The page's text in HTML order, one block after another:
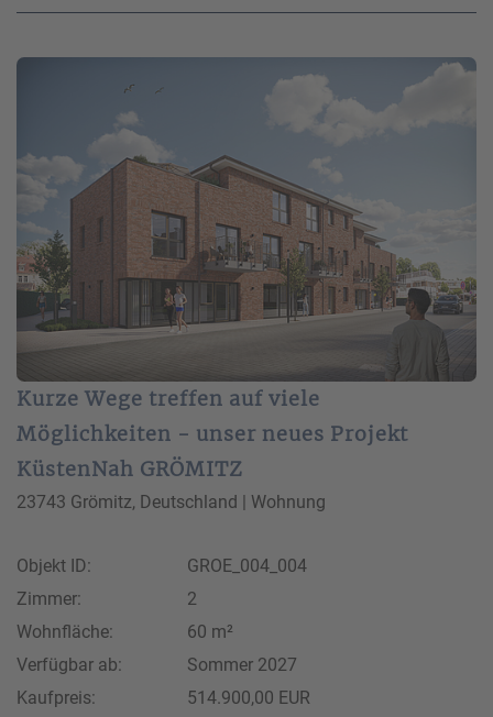
Kurze Wege treffen auf viele
Möglichkeiten - unser neues Projekt
KüstenNah GRÖMITZ
23743 Grömitz, Deutschland | Wohnung
Objekt ID:
GROE_004_004
Zimmer:
2
Wohnfläche:
60 m²
Verfügbar ab:
Sommer 2027
Kaufpreis:
514.900,00 EUR